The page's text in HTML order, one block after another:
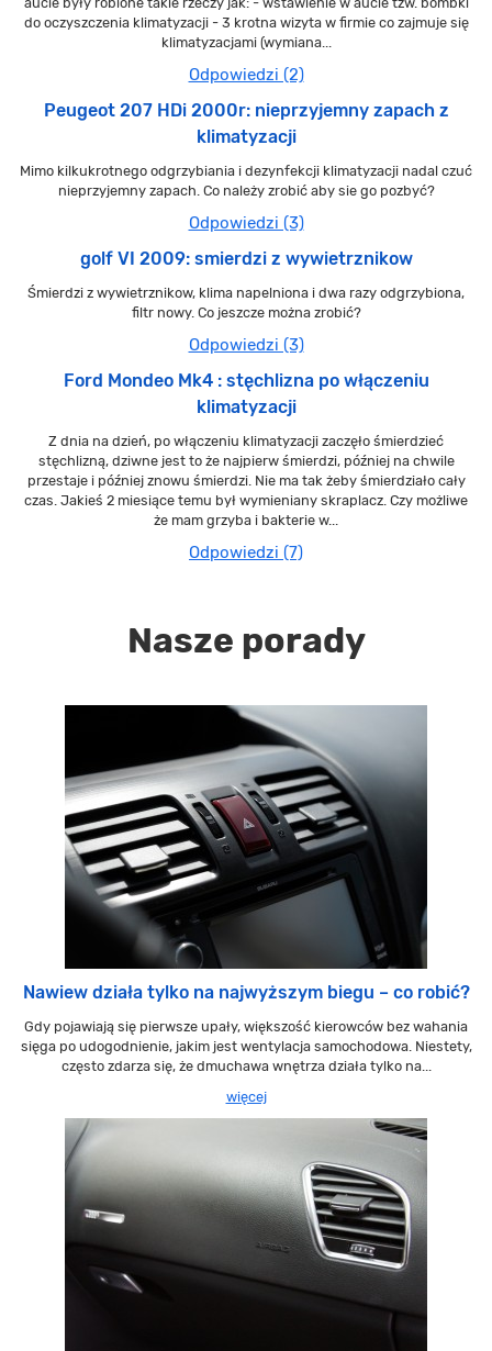
do oczyszczenia klimatyzacji - 3 krotna wizyta w firmie co zajmuje się
klimatyzacjami (wymiana...
Odpowiedzi (2)
Peugeot 207 HDi 2000r: nieprzyjemny zapach z
klimatyzacji
Mimo kilkukrotnego odgrzybiania i dezynfekcji klimatyzacji nadal czuć
nieprzyjemny zapach. Co należy zrobić aby sie go pozbyć?
Odpowiedzi (3)
golf VI 2009: smierdzi z wywietrznikow
Śmierdzi z wywietrznikow, klima napelniona i dwa razy odgrzybiona,
filtr nowy. Co jeszcze można zrobić?
Odpowiedzi (3)
Ford Mondeo Mk4 : stęchlizna po włączeniu
klimatyzacji
Z dnia na dzień, po włączeniu klimatyzacji zaczęło śmierdzieć
stęchlizną, dziwne jest to że najpierw śmierdzi, później na chwile
przestaje i później znowu śmierdzi. Nie ma tak żeby śmierdziało cały
czas. Jakieś 2 miesiące temu był wymieniany skraplacz. Czy możliwe
że mam grzyba i bakterie w...
Odpowiedzi (7)
Nasze porady
Nawiew działa tylko na najwyższym biegu – co robić?
Gdy pojawiają się pierwsze upały, większość kierowców bez wahania
sięga po udogodnienie, jakim jest wentylacja samochodowa. Niestety,
często zdarza się, że dmuchawa wnętrza działa tylko na...
więcej